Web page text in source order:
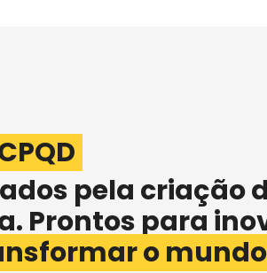
pela criação
Prontos para
o